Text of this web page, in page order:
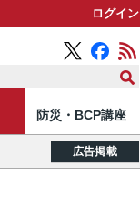
ログイン
防災・BCP講座
広告掲載